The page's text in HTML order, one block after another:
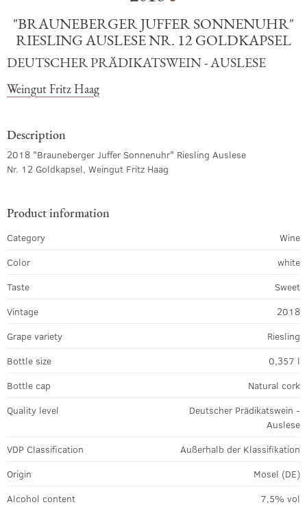
"BRAUNEBERGER JUFFER SONNENUHR"
RIESLING AUSLESE NR. 12 GOLDKAPSEL
DEUTSCHER PRÄDIKATSWEIN - AUSLESE
Weingut Fritz Haag
Description
2018 "Brauneberger Juffer Sonnenuhr" Riesling Auslese
Nr. 12 Goldkapsel, Weingut Fritz Haag
Product information
Category
Wine
Color
white
Taste
Sweet
Vintage
2018
Grape variety
Riesling
Bottle size
0,357 l
Bottle cap
Natural cork
Quality level
Deutscher Prädikatswein -
Auslese
VDP Classification
Außerhalb der Klassifikation
Origin
Mosel (DE)
Alcohol content
7,5% vol